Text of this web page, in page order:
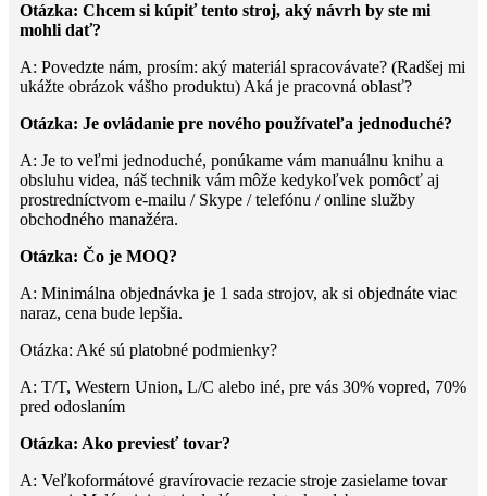
Otázka: Chcem si kúpiť tento stroj, aký návrh by ste mi
mohli dať?
A: Povedzte nám, prosím: aký materiál spracovávate? (Radšej mi
ukážte obrázok vášho produktu) Aká je pracovná oblasť?
Otázka: Je ovládanie pre nového používateľa jednoduché?
A: Je to veľmi jednoduché, ponúkame vám manuálnu knihu a
obsluhu videa, náš technik vám môže kedykoľvek pomôcť aj
prostredníctvom e-mailu / Skype / telefónu / online služby
obchodného manažéra.
Otázka: Čo je MOQ?
A: Minimálna objednávka je 1 sada strojov, ak si objednáte viac
naraz, cena bude lepšia.
Otázka: Aké sú platobné podmienky?
A: T/T, Western Union, L/C alebo iné, pre vás 30% vopred, 70%
pred odoslaním
Otázka: Ako previesť tovar?
A: Veľkoformátové gravírovacie rezacie stroje zasielame tovar